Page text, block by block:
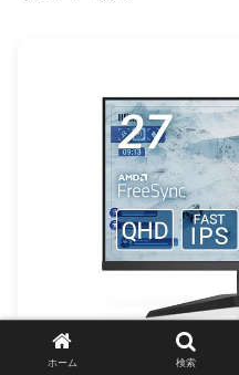
Dell G2725D 27インチ
ホーム 検索